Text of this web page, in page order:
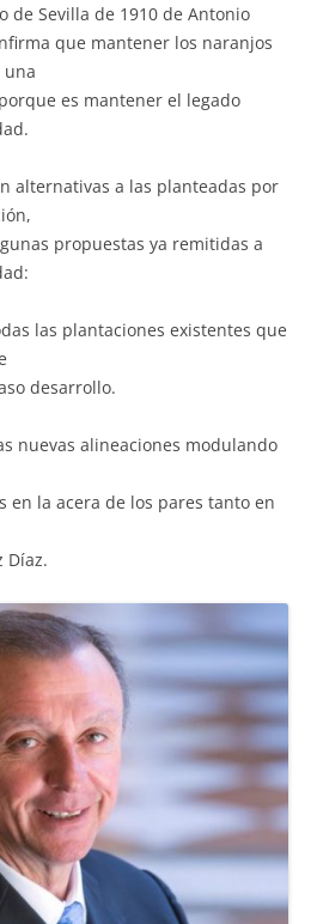
de Sevilla de 1910 de Antonio
que mantener los naranjos
una
es mantener el legado
alternativas a las planteadas por
propuestas ya remitidas a
las plantaciones existentes que
desarrollo.
nuevas alineaciones modulando
en la acera de los pares tanto en
Díaz.